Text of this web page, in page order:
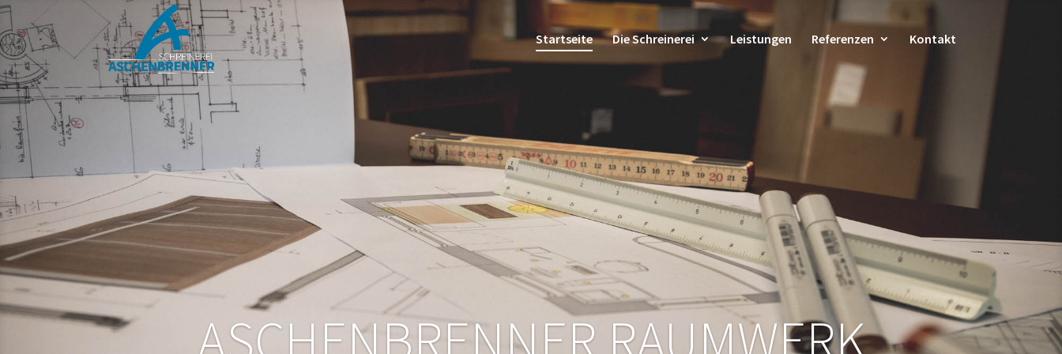
Startseite Die Schreinerei Leistungen Referenzen Kontakt